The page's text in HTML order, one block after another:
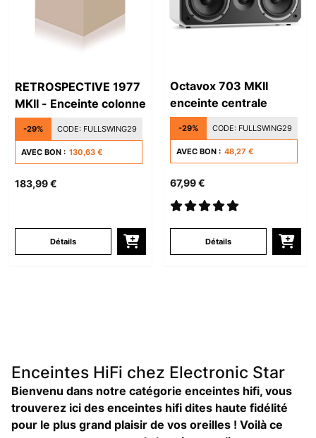
RETROSPECTIVE 1977
MKII - Enceinte colonne
-29% CODE: FULLSWING29
AVEC BON : 130,63 €
183,99 €
Détails
Octavox 703 MKII
enceinte centrale
-29% CODE: FULLSWING29
AVEC BON : 48,27 €
67,99 €
Détails
Enceintes HiFi chez Electronic Star
Bienvenu dans notre catégorie enceintes hifi, vous
trouverez ici des enceintes hifi dites haute fidélité
pour le plus grand plaisir de vos oreilles ! Voilà ce